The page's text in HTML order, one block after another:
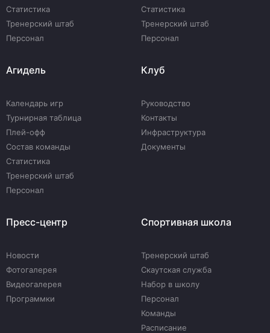
Статистика
Тренерский штаб
Персонал
Статистика
Тренерский штаб
Персонал
Агидель
Календарь игр
Турнирная таблица
Плей-офф
Состав команды
Статистика
Тренерский штаб
Персонал
Клуб
Руководство
Контакты
Инфраструктура
Документы
Пресс-центр
Новости
Фотогалерея
Видеогалерея
Программки
Спортивная школа
Тренерский штаб
Скаутская служба
Набор в школу
Персонал
Команды
Расписание